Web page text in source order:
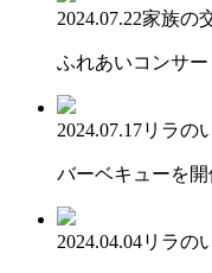
2024.07.22家族の
ふれあいコンサー
2024.07.17リラの
バーベキューを開
2024.04.04リラの